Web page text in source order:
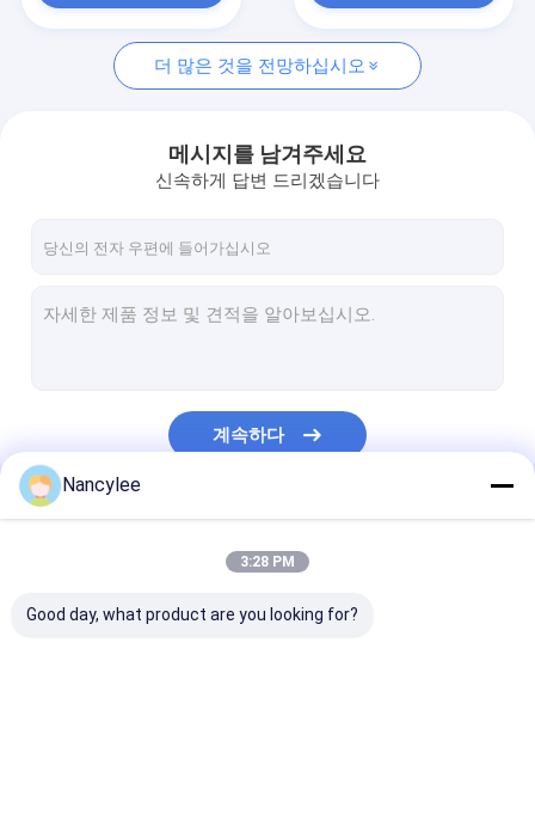
구리 트리 펩티드 1
피나스테라이드 분말
박 워터
누트로픽스
천연 식품 첨가물
더 많은 것을 전망하십시오
메시지를 남겨주세요
신속하게 답변 드리겠습니다
계속하다
Nancylee
3:28 PM
Good day, what product are you looking for?